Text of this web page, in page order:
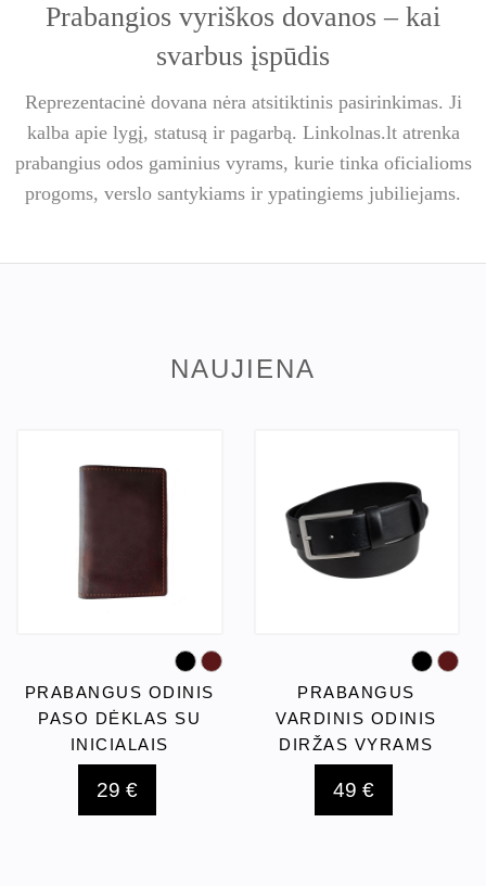
Prabangios vyriškos dovanos – kai
svarbus įspūdis
Reprezentacinė dovana nėra atsitiktinis pasirinkimas. Ji
kalba apie lygį, statusą ir pagarbą. Linkolnas.lt atrenka
prabangius odos gaminius vyrams, kurie tinka oficialioms
progoms, verslo santykiams ir ypatingiems jubiliejams.
NAUJIENA
PRABANGUS ODINIS
PASO DĖKLAS SU
INICIALAIS
29 €
PRABANGUS
VARDINIS ODINIS
DIRŽAS VYRAMS
49 €